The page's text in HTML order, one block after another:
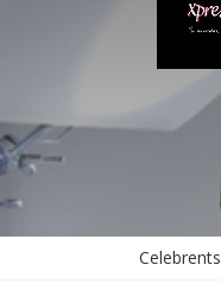
Celebrents